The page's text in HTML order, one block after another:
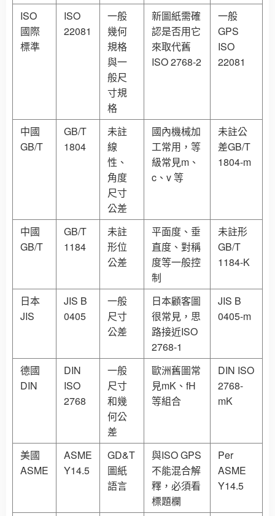
ISO
國際
標準
ISO
22081
一般
幾何
規格
與一
般尺
寸規
格
新圖紙需確
認是否用它
來取代舊
ISO 2768-2
一般
GPS
ISO
22081
中國
GB/T
GB/T
1804
未註
線
性、
角度
尺寸
公差
國內機械加
工常用，等
級常見m、
c、v 等
未註公
差GB/T
1804-m
中國
GB/T
GB/T
1184
未註
形位
公差
平面度、垂
直度、對稱
度等一般控
制
未註形
GB/T
1184-K
日本
JIS
JIS B
0405
一般
尺寸
公差
日本顧客圖
很常見，思
路接近ISO
2768-1
JIS B
0405-m
德國
DIN
DIN
ISO
2768
一般
尺寸
和幾
何公
差
歐洲舊圖常
見mK、fH
等組合
DIN ISO
2768-
mK
美國
ASME
ASME
Y14.5
GD&T
圖紙
語言
與ISO GPS
不能混合解
釋，必須看
標題欄
Per
ASME
Y14.5